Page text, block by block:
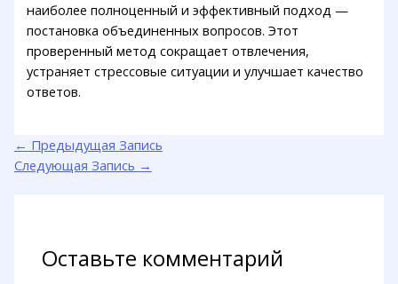
наиболее полноценный и эффективный подход —
постановка объединенных вопросов. Этот
проверенный метод сокращает отвлечения,
устраняет стрессовые ситуации и улучшает качество
ответов.
← Предыдущая Запись
Следующая Запись →
Оставьте комментарий